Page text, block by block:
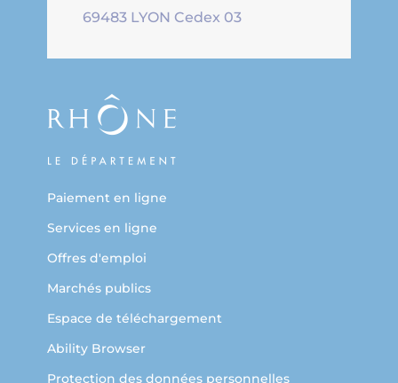
Paiement en ligne
Services en ligne
Offres d'emploi
Marchés publics
Espace de téléchargement
Ability Browser
Protection des données personnelles
69483 LYON Cedex 03